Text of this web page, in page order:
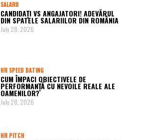
SALARII
CANDIDAȚI VS ANGAJATORI! ADEVĂRUL
DIN SPATELE SALARIILOR DIN ROMÂNIA
July 28, 2026
HR SPEED DATING
CUM ÎMPACI OBIECTIVELE DE
PERFORMANȚĂ CU NEVOILE REALE ALE
OAMENILOR?
July 28, 2026
HR PITCH